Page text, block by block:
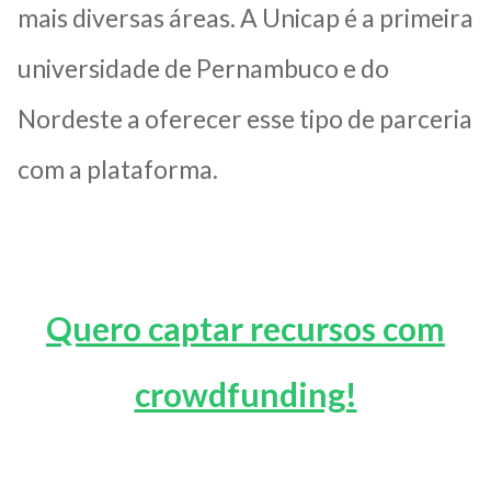
mais diversas áreas. A Unicap é a primeira
universidade de Pernambuco e do
Nordeste a oferecer esse tipo de parceria
com a plataforma.
Quero captar recursos com
crowdfunding!